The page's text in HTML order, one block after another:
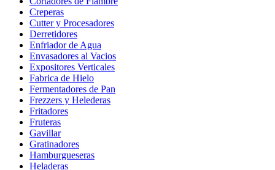
Creperas
Cutter y Procesadores
Derretidores
Enfriador de Agua
Envasadores al Vacios
Expositores Verticales
Fabrica de Hielo
Fermentadores de Pan
Frezzers y Helederas
Fritadores
Fruteras
Gavillar
Gratinadores
Hamburgueseras
Heladeras